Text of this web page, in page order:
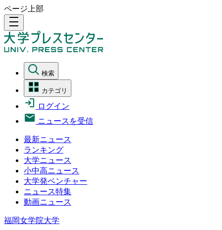
ページ上部
density_medium
検索
カテゴリ
ログイン
ニュースを受信
最新ニュース
ランキング
大学ニュース
小中高ニュース
大学発ベンチャー
ニュース特集
動画ニュース
福岡女学院大学